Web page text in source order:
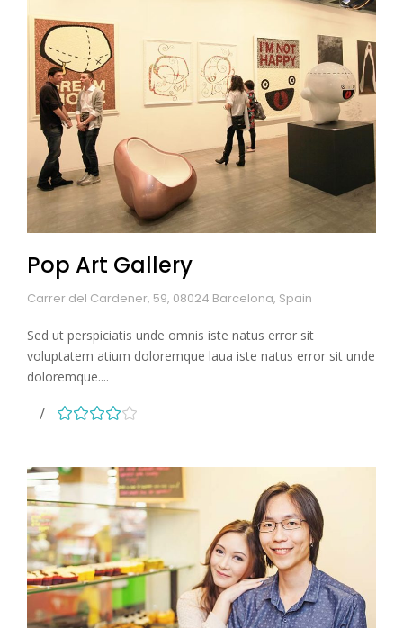
Pop Art Gallery
Carrer del Cardener, 59, 08024 Barcelona, Spain
Sed ut perspiciatis unde omnis iste natus error sit
voluptatem atium doloremque laua iste natus error sit unde
doloremque....